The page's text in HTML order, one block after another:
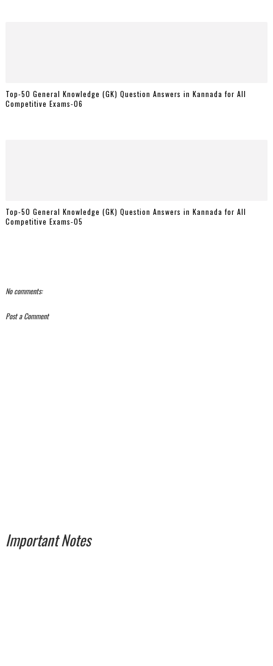
Top-50 General Knowledge (GK) Question Answers in Kannada for All
Competitive Exams-06
Top-50 General Knowledge (GK) Question Answers in Kannada for All
Competitive Exams-05
No comments:
Post a Comment
Important Notes